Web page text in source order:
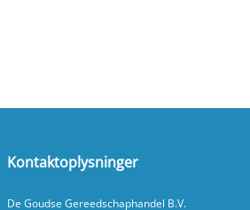
Kontaktoplysninger
De Goudse Gereedschaphandel B.V.